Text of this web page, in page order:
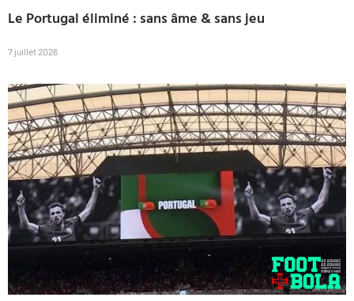
Le Portugal éliminé : sans âme & sans jeu
7 juillet 2026